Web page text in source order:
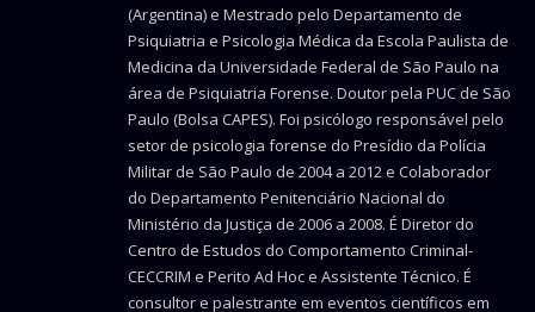
(Argentina) e Mestrado pelo Departamento de
Psiquiatria e Psicologia Médica da Escola Paulista de
Medicina da Universidade Federal de São Paulo na
área de Psiquiatria Forense. Doutor pela PUC de São
Paulo (Bolsa CAPES). Foi psicólogo responsável pelo
setor de psicologia forense do Presídio da Polícia
Militar de São Paulo de 2004 a 2012 e Colaborador
do Departamento Penitenciário Nacional do
Ministério da Justiça de 2006 a 2008. É Diretor do
Centro de Estudos do Comportamento Criminal-
CECCRIM e Perito Ad Hoc e Assistente Técnico. É
consultor e palestrante em eventos científicos em